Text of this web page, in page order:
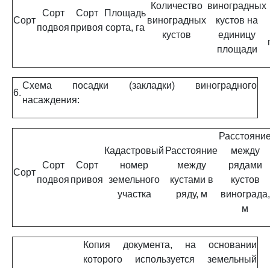
Сорт
Сорт
подвоя
Сорт
привоя
Площадь
сорта, га
Количество
виноградных
кустов
виноградных
кустов на
единицу
площади
6.
Схема посадки (закладки) виноградного
насаждения:
Сорт
Сорт
подвоя
Сорт
привоя
Кадастровый
номер
земельного
участка
Расстояние
между
кустами в
ряду, м
между
рядами
кустов
винограда,
м
Копия документа, на основании
которого используется земельный